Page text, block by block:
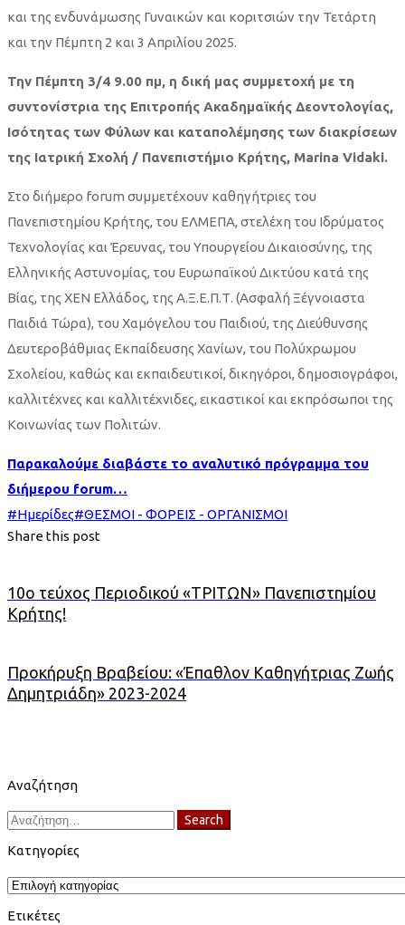
και της ενδυνάμωσης Γυναικών και κοριτσιών την Τετάρτη
και την Πέμπτη 2 και 3 Απριλίου 2025.
Την Πέμπτη 3/4 9.00 πμ, η δική μας συμμετοχή με τη
συντονίστρια της Επιτροπής Ακαδημαϊκής Δεοντολογίας,
Ισότητας των Φύλων και καταπολέμησης των διακρίσεων
της Ιατρική Σχολή / Πανεπιστήμιο Κρήτης, Marina Vidaki.
Στο διήμερο forum συμμετέχουν καθηγήτριες του
Πανεπιστημίου Κρήτης, του ΕΛΜΕΠΑ, στελέχη του Ιδρύματος
Τεχνολογίας και Έρευνας, του Υπουργείου Δικαιοσύνης, της
Ελληνικής Αστυνομίας, του Ευρωπαϊκού Δικτύου κατά της
Βίας, της ΧΕΝ Ελλάδος, της Α.Ξ.Ε.Π.Τ. (Ασφαλή Ξέγνοιαστα
Παιδιά Τώρα), του Χαμόγελου του Παιδιού, της Διεύθυνσης
Δευτεροβάθμιας Εκπαίδευσης Χανίων, του Πολύχρωμου
Σχολείου, καθώς και εκπαιδευτικοί, δικηγόροι, δημοσιογράφοι,
καλλιτέχνες και καλλιτέχνιδες, εικαστικοί και εκπρόσωποι της
Κοινωνίας των Πολιτών.
Παρακαλούμε διαβάστε το αναλυτικό πρόγραμμα του
διήμερου forum…
#Ημερίδες#ΘΕΣΜΟΙ - ΦΟΡΕΙΣ - ΟΡΓΑΝΙΣΜΟΙ
Share this post
10ο τεύχος Περιοδικού «ΤΡΙΤΩΝ» Πανεπιστημίου
Κρήτης!
Προκήρυξη Βραβείου: «Έπαθλον Καθηγήτριας Ζωής
Δημητριάδη» 2023-2024
Αναζήτηση
Search
for:
Search
Κατηγορίες
Κατηγορίες
Ετικέτες